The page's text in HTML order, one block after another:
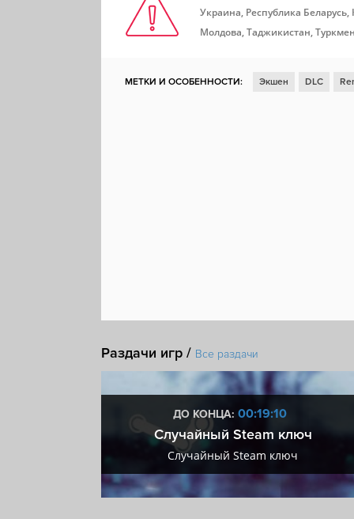
Украина, Республика
Молдова, Таджикистан,
МЕТКИ И ОСОБЕННОСТИ: Экшен DLC
Раздачи игр / Все раздачи
ДО КОНЦА: 00:19:09
Случайный Steam ключ
Случайный Steam ключ